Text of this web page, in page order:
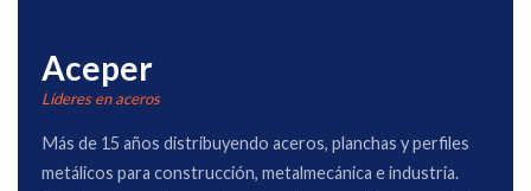
Aceper
Líderes en aceros
Más de 15 años distribuyendo aceros, planchas y perfiles
metálicos para construcción, metalmecánica e industria.